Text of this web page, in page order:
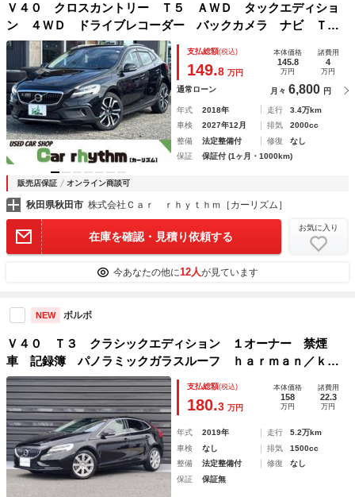
Ｖ４０ クロスカントリー Ｔ５ ＡＷＤ タックエディショ
ン ４ＷＤ ドライブレコーダー バックカメラ ナビ Ｔ
Ｖ クリアランスソナー アダプティブクルーズコントロー
ル レーンアシスト 衝突被害軽減システム アルミホイー
ル オートライト ＬＥＤヘッドランプ
支払総額(税込)
149.8 万円
本体価格
145.8
万円
諸費用
4
万円
通常ローン 月々 6,800 円
年式 2018年 走行
3.4万km
車検
2027年12月 排気
2000cc
整備
法定整備付 修復
なし
保証
保証付 (1ヶ月・1000km)
販売店保証 オンライン商談可
秋田県秋田市 株式会社Ｃａｒ ｒｈｙｔｈｍ［カーリズム］
在庫を確認・見積り依頼する
お気に入り
今あなたの他に12人が見ています
NEW ボルボ
Ｖ４０ Ｔ３ クラシックエディション １オーナー 禁煙
車 記録簿 パノラミックガラスルーフ ｈａｒｍａｎ／ｋａ
ｒｄｏｎサウンド 本革シート ＡＣＣ 全席シートヒータ
ー 前席電動シート インテグレーテッドチャイルドシート
ＬＥＤヘッドランプ
支払総額(税込)
180.3 万円
本体価格
158
万円
諸費用
22.3
万円
年式 2019年 走行
5.2万km
車検
なし 排気
1500cc
整備
法定整備付 修復
なし
保証
保証無